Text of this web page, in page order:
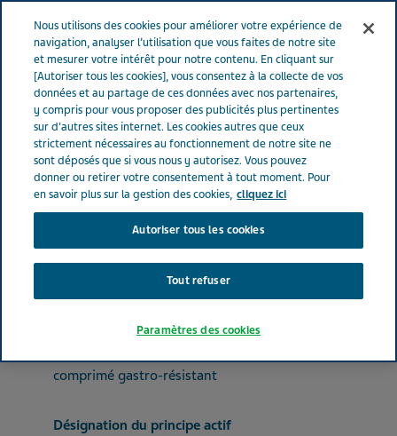
Menu
France Nos Produits
PANTOPRAZOLE TEVA SANTE® 20 mg
(bte de 14)
PANTOPRAZOLE TEVA
SANTE® 20 mg (bte de 14)
MÉDICAMENTS POUR LES TROUBLES DE L'ACIDITÉ
comprimé gastro-résistant
Désignation du principe actif
Nous utilisons des cookies pour améliorer votre expérience de
navigation, analyser l’utilisation que vous faites de notre site
et mesurer votre intérêt pour notre contenu. En cliquant sur
[Autoriser tous les cookies], vous consentez à la collecte de vos
données et au partage de ces données avec nos partenaires,
y compris pour vous proposer des publicités plus pertinentes
sur d'autres sites internet. Les cookies autres que ceux
strictement nécessaires au fonctionnement de notre site ne
sont déposés que si vous nous y autorisez. Vous pouvez
donner ou retirer votre consentement à tout moment. Pour
en savoir plus sur la gestion des cookies, cliquez ici
Autoriser tous les cookies
Tout refuser
Paramètres des cookies